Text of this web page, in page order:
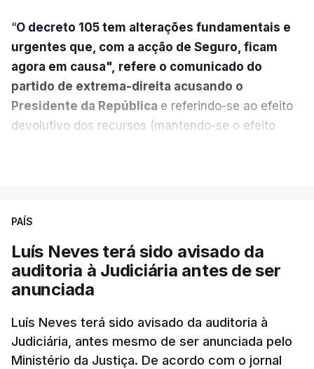
“O decreto 105 tem alterações fundamentais e
urgentes que, com a acção de Seguro, ficam
agora em causa", refere o comunicado do
partido de extrema-direita acusando o
Presidente da República e referindo-se ao efeito
devolutivo dos recursos (mantendo-se o efeito
quanto à possibilidade de expulsar do país
cidadãos adultos em situação ilegal, se
tiverem filhos menores.
prazo de 60 dias, os imigrantes terão que ser
libertados,ainda que os seus pedidos de asilo
tenham sido rejeitados pelas autoridades
PAÍS
Luís Neves terá sido avisado da
auditoria à Judiciária antes de ser
anunciada
Luís Neves terá sido avisado da auditoria à
Judiciária, antes mesmo de ser anunciada pelo
Ministério da Justiça. De acordo com o jornal